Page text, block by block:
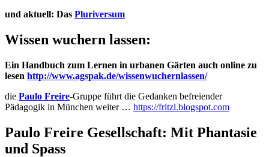
und aktuell: Das Pluriversum
Wissen wuchern lassen:
Ein Handbuch zum Lernen in urbanen Gärten auch online zu
lesen http://www.agspak.de/wissenwuchernlassen/
die Paulo Freire-Gruppe führt die Gedanken befreiender
Pädagogik in München weiter … https://fritzl.blogspot.com
Paulo Freire Gesellschaft: Mit Phantasie
und Spass